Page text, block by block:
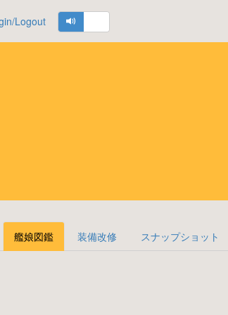
Logout
艦娘図鑑 装備改修 スナップショット